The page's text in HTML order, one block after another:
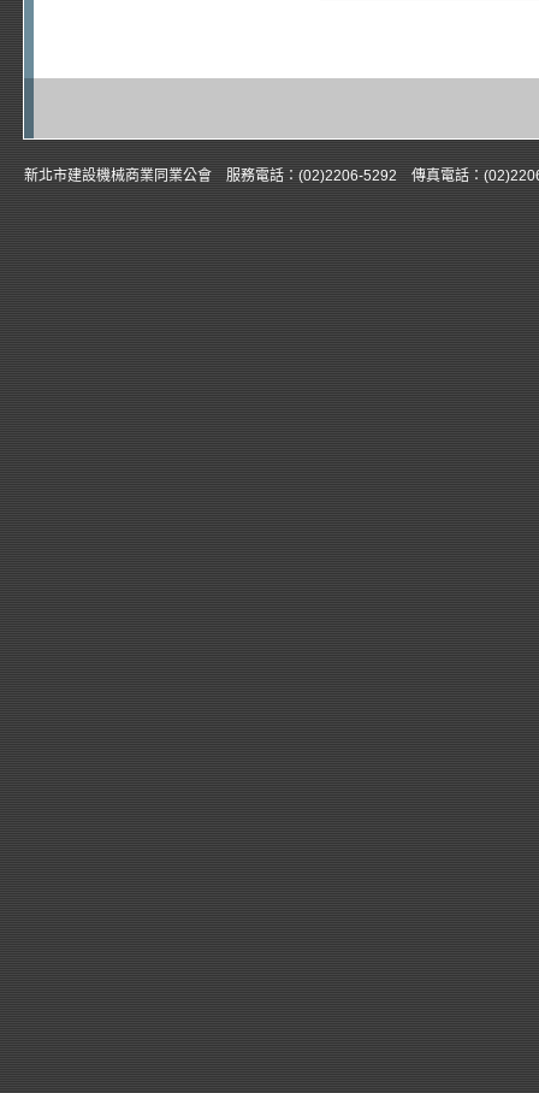
新北市建設機械商業同業公會 服務電話：(02)2206-5292 傳真電話：